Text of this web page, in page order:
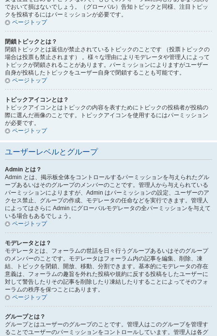
でおいて損はないでしょう。（グローバル）告知トピックと同様、注目トピッ
クを投稿するにはパーミッションが必要です。
ページトップ
閉鎖トピックとは？
閉鎖トピックとは返信が禁止されているトピックのことです （投票トピックの
場合は投票も禁止されます） 。様々な理由によりモデレータや管理人によって
トピックが閉鎖されることがあります。パーミッションによりますがユーザー
自身が投稿したトピックをユーザー自身で閉鎖することも可能です。
ページトップ
トピックアイコンとは？
トピックアイコンとはトピックの内容を表すためにトピックの投稿者が投稿の
際に選んだ画像のことです。トピックアイコンを使用するにはパーミッション
が必要です。
ページトップ
ユーザーレベルとグループ
Admin とは？
Admin とは、掲示板全体をコントロールするパーミッションを与えられたグル
ープあるいはそのグループのメンバーのことです。管理人から与えられている
パーミッションによりますが、Admin はパーミッションの設定、ユーザーのア
クセス禁止、グループの作成、モデレータの任命などを実行できます。管理人
によってはさらに Admin にグローバルモデレータの全パーミッションを与えて
いる場合もあるでしょう。
ページトップ
モデレータとは？
モデレータとは、フォーラムの世話を日々行うグループあるいはそのグループ
のメンバーのことです。モデレータはフォーラム内の記事を編集、削除、凍
結、トピックを閉鎖、開放、移動、分割できます。基本的にモデレータの存在
意義は、フォーラムの趣旨を外れた投稿や規約に反する投稿をしたユーザーに
対して警告したりその記事を削除したり凍結したりすることによってそのフォ
ーラムの秩序を保つことにあります。
ページトップ
グループとは？
グループとはユーザーのグループのことです。管理人はこのグループを管理す
ることでユーザーのパーミッションをコントロールしています。管理人は各グ